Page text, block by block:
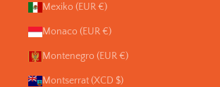
Mexiko (EUR €)
Monaco (EUR €)
Montenegro (EUR €)
Montserrat (XCD $)